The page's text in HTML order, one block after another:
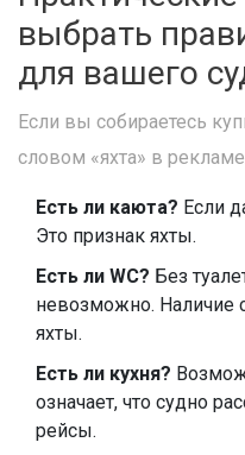
выбрать
для вашего
Если вы собираетесь
словом «яхта» в
Есть ли каюта? Если
Это признак яхты.
Есть ли WC? Без
невозможно. Наличие
яхты.
Есть ли кухня?
означает, что судно
рейсы.